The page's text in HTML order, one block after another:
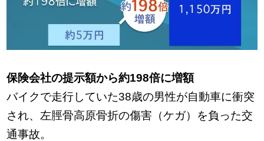
保険会社の提示額から約198倍に増額
バイクで走行していた38歳の男性が自動車に衝突
され、左脛骨高原骨折の傷害（ケガ）を負った交
通事故。